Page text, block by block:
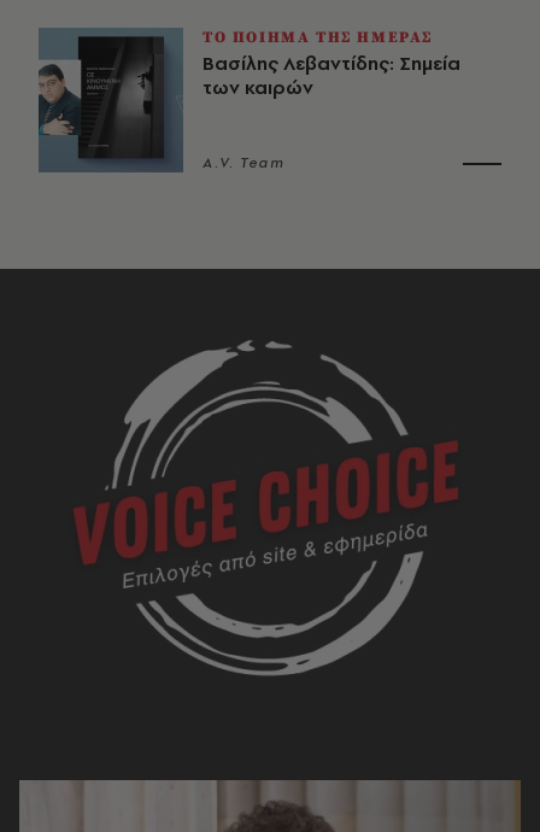
ΤΟ ΠΟΙΗΜΑ ΤΗΣ ΗΜΕΡΑΣ
Βασίλης Λεβαντίδης: Σημεία
των καιρών
A.V. Team